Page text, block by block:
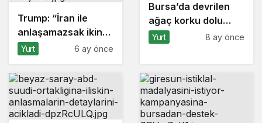
Trump: “İran ile
anlaşamazsak ikinci
aşamaya
Yurt 6 ay önce
Bursa’da devrilen
ağaç korku dolu
anlar yaşattı
Yurt 8 ay önce